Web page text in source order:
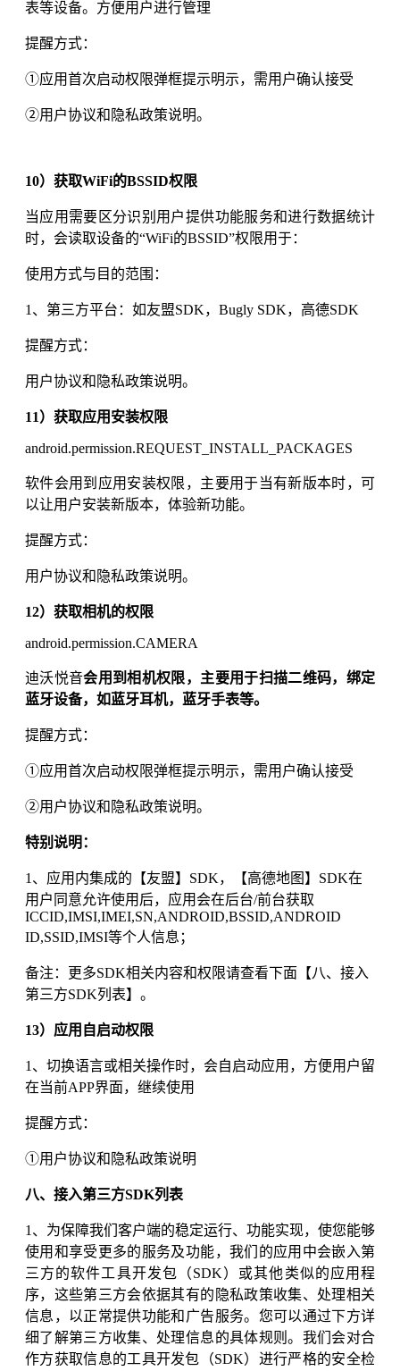
表等设备。方便用户进行管理
提醒方式：
①应用首次启动权限弹框提示明示，需用户确认接受
②用户协议和隐私政策说明。
10）获取WiFi的BSSID权限
当应用需要区分识别用户提供功能服务和进行数据统计
时，会读取设备的“WiFi的BSSID”权限用于：
使用方式与目的范围：
1、第三方平台：如友盟SDK，Bugly SDK，高德SDK
提醒方式：
用户协议和隐私政策说明。
11）获取应用安装权限
android.permission.REQUEST_INSTALL_PACKAGES
软件会用到应用安装权限，主要用于当有新版本时，可
以让用户安装新版本，体验新功能。
提醒方式：
用户协议和隐私政策说明。
12）获取相机的权限
android.permission.CAMERA
迪沃悦音会用到相机权限，主要用于扫描二维码，绑定
蓝牙设备，如蓝牙耳机，蓝牙手表等。
提醒方式：
①应用首次启动权限弹框提示明示，需用户确认接受
②用户协议和隐私政策说明。
特别说明：
1、应用内集成的【友盟】SDK，【高德地图】SDK在
用户同意允许使用后，应用会在后台/前台获取
ICCID,IMSI,IMEI,SN,ANDROID,BSSID,ANDROID
ID,SSID,IMSI等个人信息；
备注：更多SDK相关内容和权限请查看下面【八、接入
第三方SDK列表】。
13）应用自启动权限
1、 切换语言或相关操作时，会自启动应用，方便用户留
在当前APP界面，继续使用
提醒方式：
①用户协议和隐私政策说明
八、接入第三方SDK列表
1、为保障我们客户端的稳定运行、功能实现，使您能够
使用和享受更多的服务及功能，我们的应用中会嵌入第
三方的软件工具开发包（SDK）或其他类似的应用程
序，这些第三方会依据其有的隐私政策收集、处理相关
信息，以正常提供功能和广告服务。您可以通过下方详
细了解第三方收集、处理信息的具体规则。我们会对合
作方获取信息的工具开发包（SDK）进行严格的安全检